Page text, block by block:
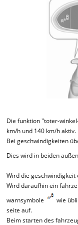
Die funktion "toter-
km/h und 140 km/h aktiv.
Bei geschwindigkeiten
Dies wird in beiden
Wird die
Wird daraufhin ein
warnsymbole
wie
seite auf.
Beim starten des